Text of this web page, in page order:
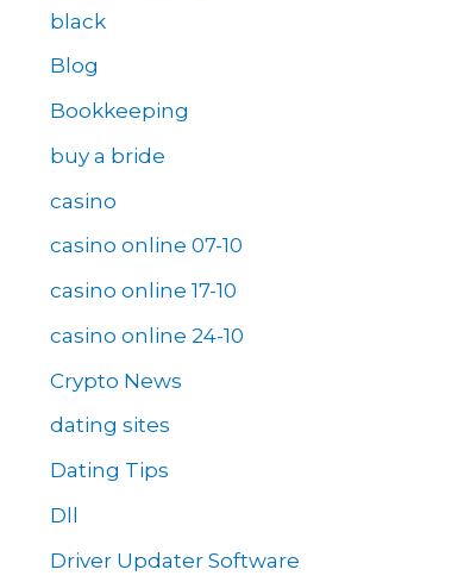
black
Blog
Bookkeeping
buy a bride
casino
casino online 07-10
casino online 17-10
casino online 24-10
Crypto News
dating sites
Dating Tips
Dll
Driver Updater Software